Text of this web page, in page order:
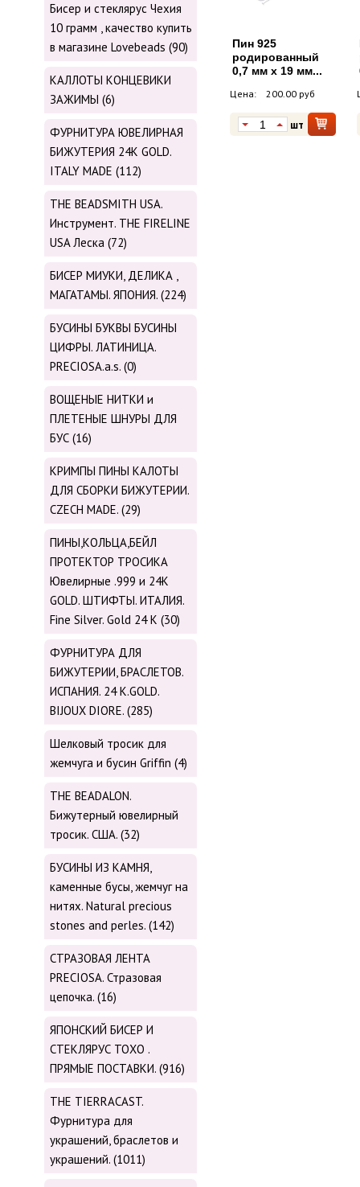
Бисер и стеклярус Чехия
10 грамм , качество купить
в магазине Lovebeads (90)
КАЛЛОТЫ КОНЦЕВИКИ
ЗАЖИМЫ (6)
ФУРНИТУРА ЮВЕЛИРНАЯ
БИЖУТЕРИЯ 24К GOLD.
ITALY MADE (112)
THE BEADSMITH USA.
Инструмент. THE FIRELINE
USA Леска (72)
БИСЕР МИУКИ, ДЕЛИКА ,
МАГАТАМЫ. ЯПОНИЯ. (224)
БУСИНЫ БУКВЫ БУСИНЫ
ЦИФРЫ. ЛАТИНИЦА.
PRECIOSA.a.s. (0)
ВОЩЕНЫЕ НИТКИ и
ПЛЕТЕНЫЕ ШНУРЫ ДЛЯ
БУС (16)
КРИМПЫ ПИНЫ КАЛОТЫ
ДЛЯ СБОРКИ БИЖУТЕРИИ.
CZECH MADE. (29)
ПИНЫ,КОЛЬЦА,БЕЙЛ
ПРОТЕКТОР ТРОСИКА
Ювелирные .999 и 24К
GOLD. ШТИФТЫ. ИТАЛИЯ.
Fine Silver. Gold 24 K (30)
ФУРНИТУРА ДЛЯ
БИЖУТЕРИИ, БРАСЛЕТОВ.
ИСПАНИЯ. 24 K.GOLD.
BIJOUX DIORE. (285)
Шелковый тросик для
жемчуга и бусин Griffin (4)
THE BEADALON.
Бижутерный ювелирный
тросик. США. (32)
БУСИНЫ ИЗ КАМНЯ,
каменные бусы, жемчуг на
нитях. Natural precious
stones and perles. (142)
СТРАЗОВАЯ ЛЕНТА
PRECIOSA. Стразовая
цепочка. (16)
ЯПОНСКИЙ БИСЕР И
СТЕКЛЯРУС TOХО .
ПРЯМЫЕ ПОСТАВКИ. (916)
THE TIERRACAST.
Фурнитура для
украшений, браслетов и
украшений. (1011)
Пин 925
родированный
0,7 мм х 19 мм...
Цена: 200.00 руб
шт